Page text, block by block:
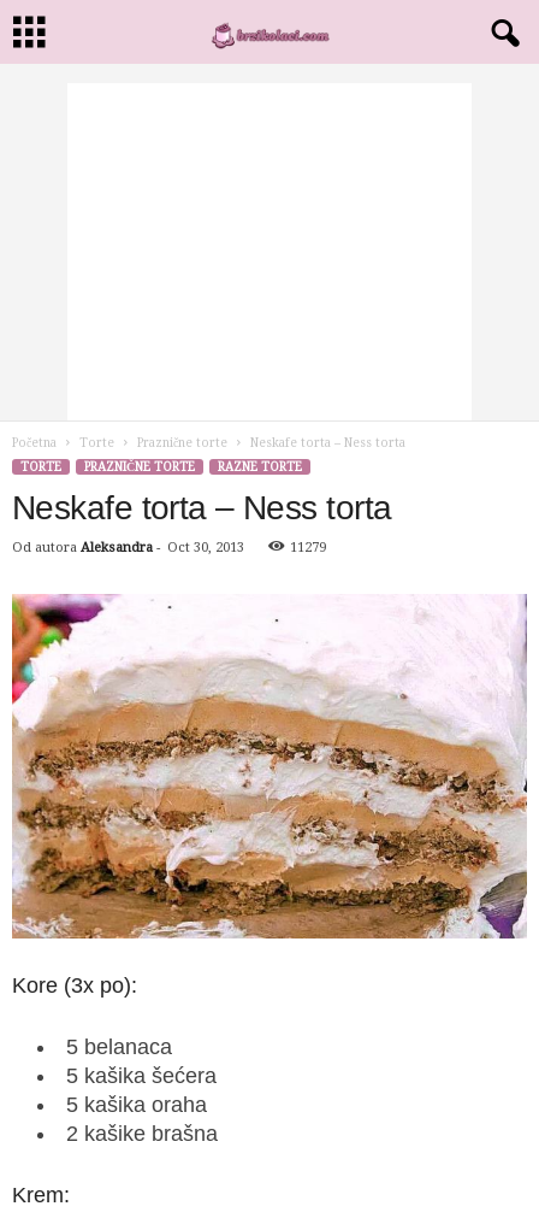
Početna Torte Praznične torte
Neskafe torta – Ness torta
TORTE
PRAZNIČNE TORTE RAZNE TORTE
Neskafe torta – Ness torta
Od autora Aleksandra - Oct 30, 2013 11279
Kore (3x po):
5 belanaca
5 kašika šećera
5 kašika oraha
2 kašike brašna
Krem: